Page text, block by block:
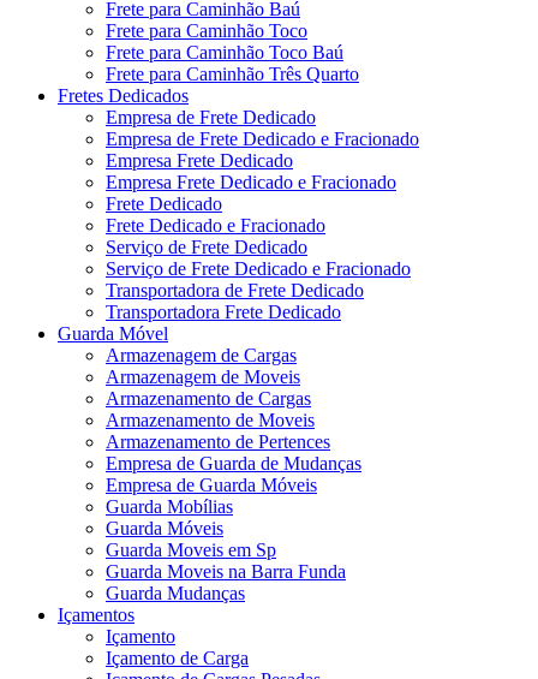
Frete para Caminhão Baú
Frete para Caminhão Toco
Frete para Caminhão Toco Baú
Frete para Caminhão Três Quarto
Fretes Dedicados
Empresa de Frete Dedicado
Empresa de Frete Dedicado e Fracionado
Empresa Frete Dedicado
Empresa Frete Dedicado e Fracionado
Frete Dedicado
Frete Dedicado e Fracionado
Serviço de Frete Dedicado
Serviço de Frete Dedicado e Fracionado
Transportadora de Frete Dedicado
Transportadora Frete Dedicado
Guarda Móvel
Armazenagem de Cargas
Armazenagem de Moveis
Armazenamento de Cargas
Armazenamento de Moveis
Armazenamento de Pertences
Empresa de Guarda de Mudanças
Empresa de Guarda Móveis
Guarda Mobílias
Guarda Móveis
Guarda Moveis em Sp
Guarda Moveis na Barra Funda
Guarda Mudanças
Içamentos
Içamento
Içamento de Carga